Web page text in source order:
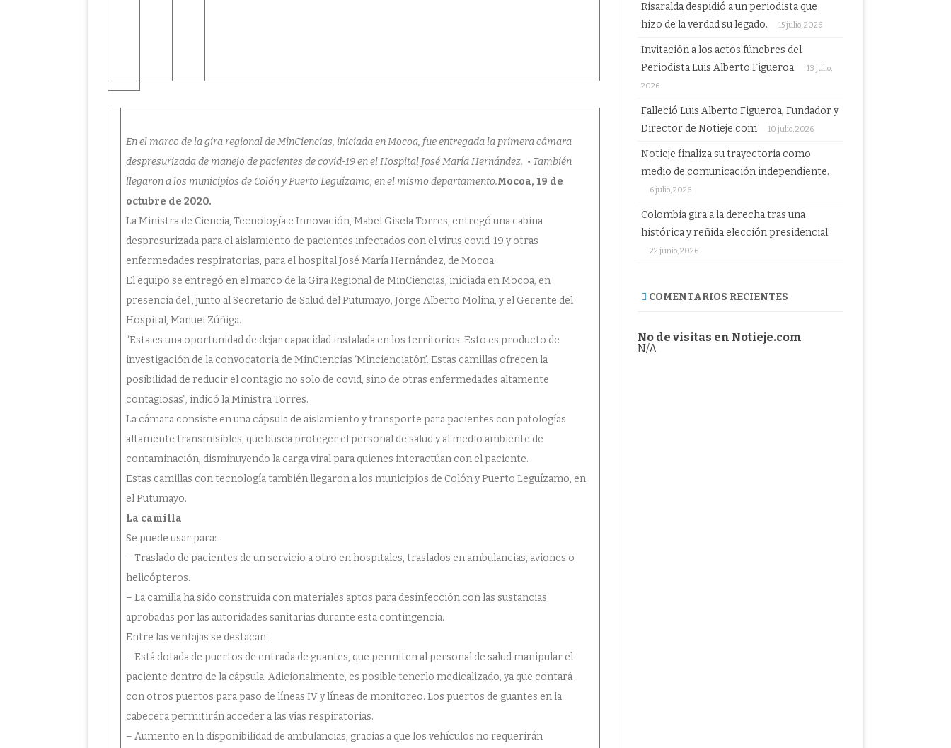
En el marco de la gira regional de MinCiencias, iniciada en Mocoa, fue entregada la primera cámara
despresurizada de manejo de pacientes de covid-19 en el Hospital José María Hernández. • También
llegaron a los municipios de Colón y Puerto Leguízamo, en el mismo departamento.Mocoa, 19 de
octubre de 2020.
La Ministra de Ciencia, Tecnología e Innovación, Mabel Gisela Torres, entregó una cabina
despresurizada para el aislamiento de pacientes infectados con el virus covid-19 y otras
enfermedades respiratorias, para el hospital José María Hernández, de Mocoa.
El equipo se entregó en el marco de la Gira Regional de MinCiencias, iniciada en Mocoa, en
presencia del , junto al Secretario de Salud del Putumayo, Jorge Alberto Molina, y el Gerente del
Hospital, Manuel Zúñiga.
“Esta es una oportunidad de dejar capacidad instalada en los territorios. Esto es producto de
investigación de la convocatoria de MinCiencias ‘Mincienciatón’. Estas camillas ofrecen la
posibilidad de reducir el contagio no solo de covid, sino de otras enfermedades altamente
contagiosas”, indicó la Ministra Torres.
La cámara consiste en una cápsula de aislamiento y transporte para pacientes con patologías
altamente transmisibles, que busca proteger el personal de salud y al medio ambiente de
contaminación, disminuyendo la carga viral para quienes interactúan con el paciente.
Estas camillas con tecnología también llegaron a los municipios de Colón y Puerto Leguízamo, en
el Putumayo.
La camilla
Se puede usar para:
– Traslado de pacientes de un servicio a otro en hospitales, traslados en ambulancias, aviones o
helicópteros.
– La camilla ha sido construida con materiales aptos para desinfección con las sustancias
aprobadas por las autoridades sanitarias durante esta contingencia.
Entre las ventajas se destacan:
– Está dotada de puertos de entrada de guantes, que permiten al personal de salud manipular el
paciente dentro de la cápsula. Adicionalmente, es posible tenerlo medicalizado, ya que contará
con otros puertos para paso de líneas IV y líneas de monitoreo. Los puertos de guantes en la
cabecera permitirán acceder a las vías respiratorias.
– Aumento en la disponibilidad de ambulancias, gracias a que los vehículos no requerirán
Risaralda despidió a un periodista que
hizo de la verdad su legado.
15 julio, 2026
Invitación a los actos fúnebres del
Periodista Luis Alberto Figueroa.
13 julio,
2026
Falleció Luis Alberto Figueroa, Fundador y
Director de Notieje.com
10 julio, 2026
Notieje finaliza su trayectoria como
medio de comunicación independiente.
6 julio, 2026
Colombia gira a la derecha tras una
histórica y reñida elección presidencial.
22 junio, 2026
COMENTARIOS RECIENTES
No de visitas en Notieje.com
N/A